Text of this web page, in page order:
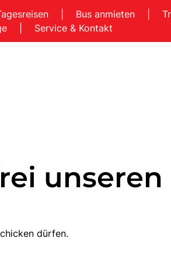
Bus anmieten
Service & Kontakt
dürfen.